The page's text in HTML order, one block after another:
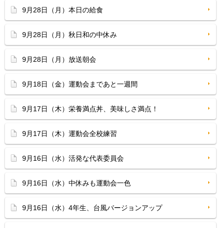
9月28日（月）本日の給食
9月28日（月）秋日和の中休み
9月28日（月）放送朝会
9月18日（金）運動会まであと一週間
9月17日（木）栄養満点丼、美味しさ満点！
9月17日（木）運動会全校練習
9月16日（水）活発な代表委員会
9月16日（水）中休みも運動会一色
9月16日（水）4年生、台風バージョンアップ